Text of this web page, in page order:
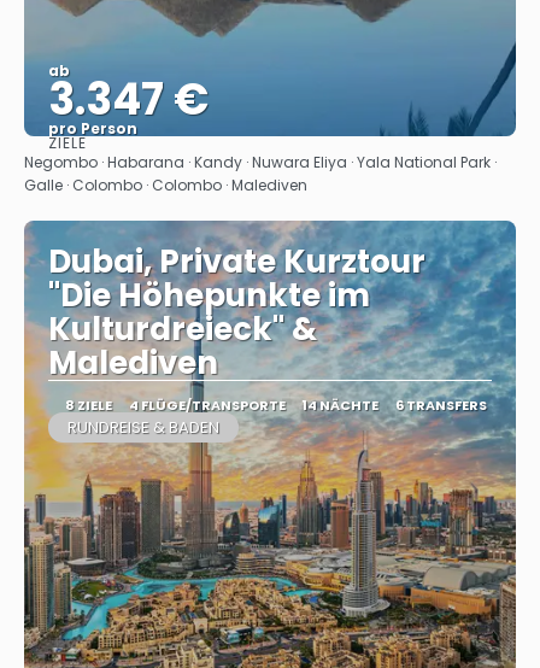
ab
3.347 €
pro Person
Sehen
ZIELE
Negombo · Habarana · Kandy · Nuwara Eliya · Yala National Park ·
Galle · Colombo · Colombo · Malediven
Dubai, Private Kurztour
"Die Höhepunkte im
Kulturdreieck" &
Malediven
8 ZIELE 4 FLÜGE/TRANSPORTE 14 NÄCHTE 6 TRANSFERS
RUNDREISE & BADEN